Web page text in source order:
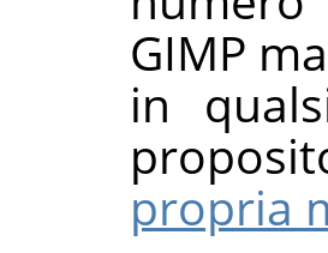
GIMP
in
propria